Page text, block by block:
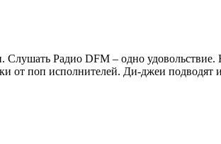
Радио DFM – одно
поп исполнителей. Ди-джеи подводят